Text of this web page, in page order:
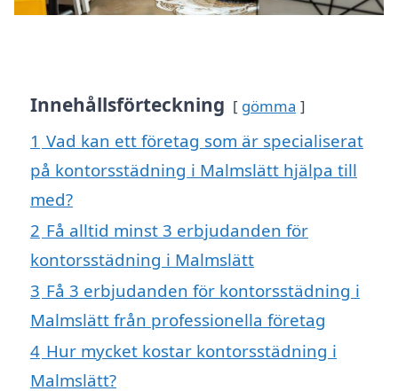
Innehållsförteckning gömma
1 Vad kan ett företag som är specialiserat
på kontorsstädning i Malmslätt hjälpa till
med?
2 Få alltid minst 3 erbjudanden för
kontorsstädning i Malmslätt
3 Få 3 erbjudanden för kontorsstädning i
Malmslätt från professionella företag
4 Hur mycket kostar kontorsstädning i
Malmslätt?